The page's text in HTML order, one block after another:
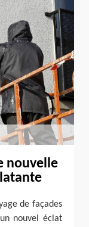
nouvelle
de façades
nouvel éclat